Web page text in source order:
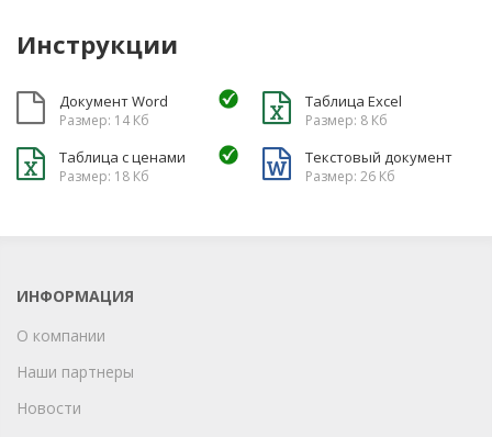
Инструкции
Документ Word
Размер: 14 Кб
Таблица Excel
Размер: 8 Кб
Таблица с ценами
Размер: 18 Кб
Текстовый документ
Размер: 26 Кб
ИНФОРМАЦИЯ
О компании
Наши партнеры
Новости